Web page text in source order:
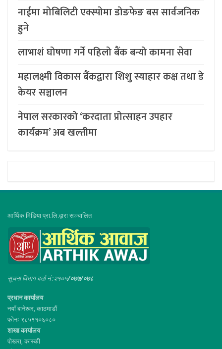
नाईमा मोबिलिटी एक्स्पोमा डोङफेङ बस सार्वजनिक
हुने
लाभाशं घोषणा गर्ने पहिलो बैंक बन्यो कामना सेवा
महालक्ष्मी विकास बैंकद्वारा शिशु स्याहार कक्ष तथा डे
केयर सञ्चालन
नेपाल सरकारको ‘करदाता प्रोत्साहन उपहार
कार्यक्रम’ अब खल्तीमा
आर्थिक मिडिया प्रा.लि.द्वारा सञ्चालित
सूचना विभाग दर्ता नं :२१०५/०७७/०७८
प्रधान कार्यालय
नयाँ बानेश्वर, काठमाडौं
फोनः ९८५११०६०८०
शाखा कार्यालय
पोखरा, कास्की